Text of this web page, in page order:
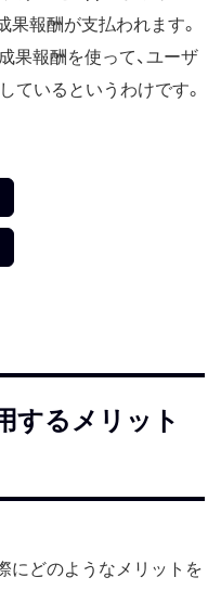
報酬が支払われます。
果報酬を使って、ユーザ
ているというわけです。
するメリット
にどのようなメリットを